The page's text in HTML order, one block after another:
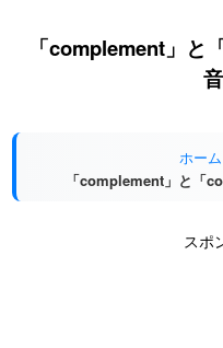
「complement」と
ホーム
「complement」と「
スポ